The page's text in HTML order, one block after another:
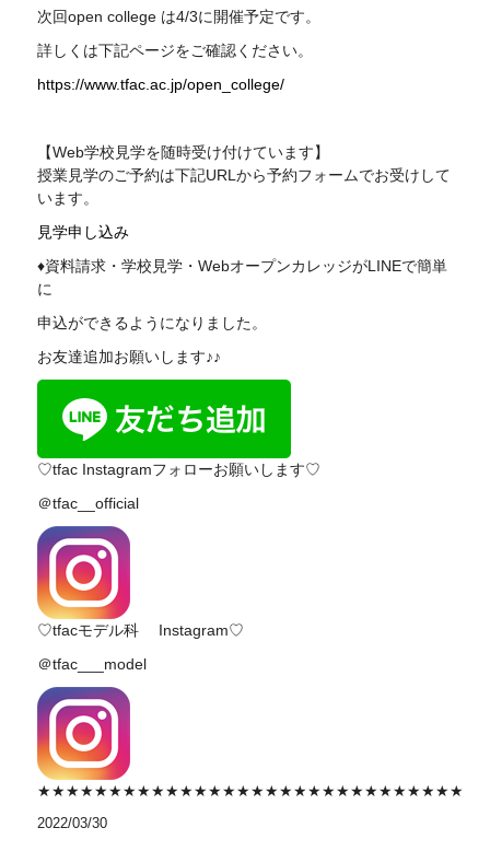
次回open college は4/3に開催予定です。
詳しくは下記ページをご確認ください。
https://www.tfac.ac.jp/open_college/
【Web学校見学を随時受け付けています】
授業見学のご予約は下記URL から予約フォームでお受けして
います。
見学申し込み
♦資料請求・学校見学・WebオープンカレッジがLINEで簡単
に
申込ができるようになりました。
お友達追加お願いします♪♪
♡tfac Instagramフォローお願いします♡
＠tfac__official
♡tfacモデル科 Instagram♡
＠tfac___model
★★★★★★★★★★★★★★★★★★★★★★★★★★★★★★
2022/03/30